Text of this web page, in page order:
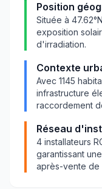
Position
Située à 47.62
exposition
d'irradiation.
Contexte
Avec 1145
infrastructure
raccordement
Réseau
4 installateurs
garantissant
après-vente de